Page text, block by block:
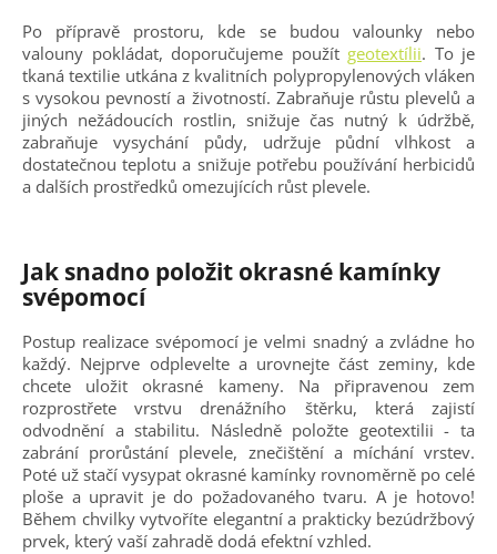
Po přípravě prostoru, kde se budou valounky nebo
valouny pokládat, doporučujeme použít geotextílii. To je
tkaná textilie utkána z kvalitních polypropylenových vláken
s vysokou pevností a životností. Zabraňuje růstu plevelů a
jiných nežádoucích rostlin, snižuje čas nutný k údržbě,
zabraňuje vysychání půdy, udržuje půdní vlhkost a
dostatečnou teplotu a snižuje potřebu používání herbicidů
a dalších prostředků omezujících růst plevele.
Jak snadno položit okrasné kamínky
svépomocí
Postup realizace svépomocí je velmi snadný a zvládne ho
každý. Nejprve odplevelte a urovnejte část zeminy, kde
chcete uložit okrasné kameny. Na připravenou zem
rozprostřete vrstvu drenážního štěrku, která zajistí
odvodnění a stabilitu. Následně položte geotextilii - ta
zabrání prorůstání plevele, znečištění a míchání vrstev.
Poté už stačí vysypat okrasné kamínky rovnoměrně po celé
ploše a upravit je do požadovaného tvaru. A je hotovo!
Během chvilky vytvoříte elegantní a prakticky bezúdržbový
prvek, který vaší zahradě dodá efektní vzhled.